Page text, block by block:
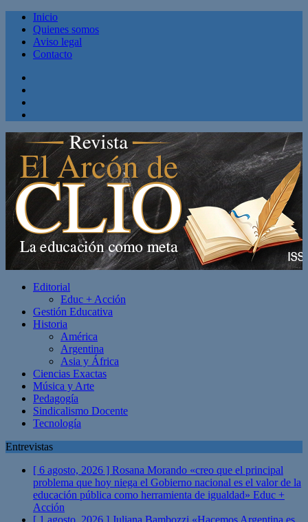
Inicio
Quienes somos
Aviso legal
Contacto
Editorial
Educ + Acción
Gestión Educativa
Historia
América
Argentina
Asia y África
Ciencias Exactas
Música y Arte
Pedagogía
Sindicalismo Docente
Tecnología
Entrevistas
[ 6 agosto, 2026 ] Rosana Morando «creo que el principal
problema que hoy niega el Gobierno nacional es el valor de la
educación pública como herramienta de igualdad» Educ +
Acción
[ 1 agosto, 2026 ] Juliana Bambozzi «Hacemos Argentina es